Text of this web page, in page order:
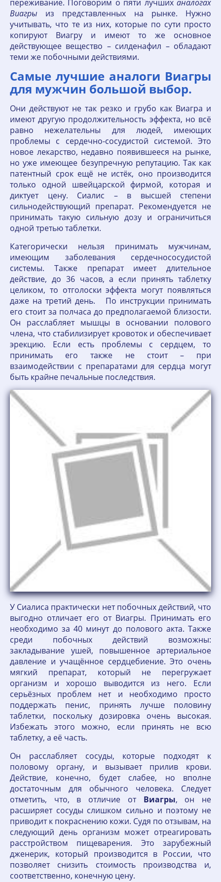
переживание. Поговорим о пяти лучших аналогах
Виагры из представленных на рынке. Нужно
учитывать, что те из них, которые по сути просто
копируют Виагру и имеют то же основное
действующее вещество – силденафил – обладают
теми же побочными действиями.
Самые лучшие аналоги Виагры
для мужчин большой выбор.
Они действуют не так резко и грубо как Виагра и
имеют другую продолжительность эффекта, но всё
равно нежелательны для людей, имеющих
проблемы с сердечно-сосудистой системой. Это
новое лекарство, недавно появившееся на рынке,
но уже имеющее безупречную репутацию. Так как
патентный срок ещё не истёк, оно производится
только одной швейцарской фирмой, которая и
диктует цену. Сиалис – в высшей степени
сильнодействующий препарат. Рекомендуется не
принимать такую сильную дозу и ограничиться
одной третью таблетки.
Категорически нельзя принимать мужчинам,
имеющим заболевания сердечнососудистой
системы. Также препарат имеет длительное
действие, до 36 часов, а если принять таблетку
целиком, то отголоски эффекта могут появляться
даже на третий день. По инструкции принимать
его стоит за полчаса до предполагаемой близости.
Он расслабляет мышцы в основании полового
члена, что стабилизирует кровоток и обеспечивает
эрекцию. Если есть проблемы с сердцем, то
принимать его также не стоит – при
взаимодействии с препаратами для сердца могут
быть крайне печальные последствия.
У Сиалиса практически нет побочных действий, что
выгодно отличает его от Виагры. Принимать его
необходимо за 40 минут до полового акта. Также
среди побочных действий возможны:
закладывание ушей, повышенное артериальное
давление и учащённое сердцебиение. Это очень
мягкий препарат, который не перегружает
организм и хорошо выводится из него. Если
серьёзных проблем нет и необходимо просто
поддержать пенис, принять лучше половину
таблетки, поскольку дозировка очень высокая.
Избежать этого можно, если принять не всю
таблетку, а её часть.
Он расслабляет сосуды, которые подходят к
половому органу, и вызывает прилив крови.
Действие, конечно, будет слабее, но вполне
достаточным для обычного человека. Следует
отметить, что, в отличие от Виагры, он не
расширяет сосуды слишком сильно и поэтому не
приводит к покраснению кожи. Судя по отзывам, на
следующий день организм может отреагировать
расстройством пищеварения. Это зарубежный
дженерик, который производится в России, что
позволяет снизить стоимость производства и,
соответственно, конечную цену.